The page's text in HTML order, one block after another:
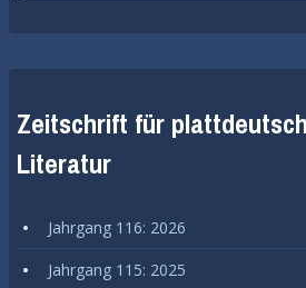
Zeitschrift für
Literatur
Jahrgang 116: 2026
Jahrgang 115: 2025